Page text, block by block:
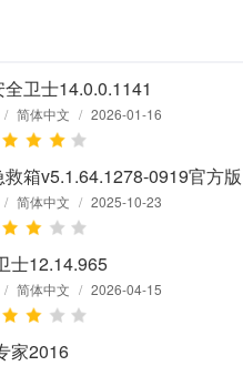
卫士14.0.0.1141
/ 简体中文 / 2026-01-16
箱v5.1.64.1278-0919官方版
/ 简体中文 / 2025-10-23
士12.14.965
/ 简体中文 / 2026-04-15
家2016